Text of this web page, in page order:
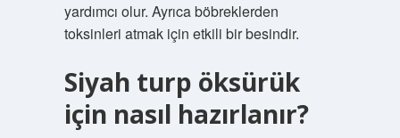
yardımcı olur. Ayrıca böbreklerden
toksinleri atmak için etkili bir besindir.
Siyah turp öksürük
için nasıl hazırlanır?